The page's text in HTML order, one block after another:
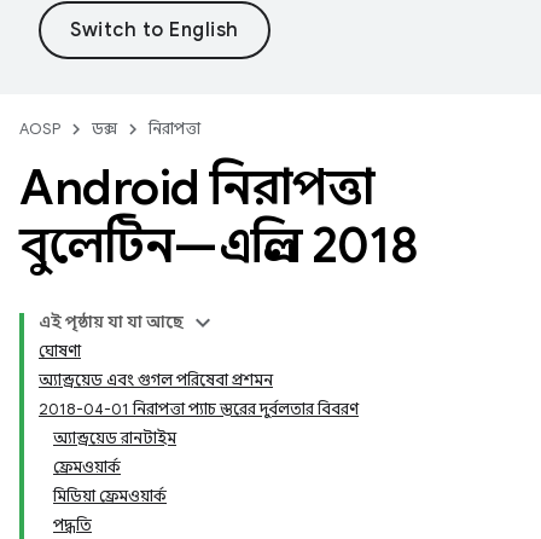
AOSP ডক্স নিরাপত্তা
Android নিরাপত্তা
বুলেটিন—এপ্রিল 2018
এই পৃষ্ঠায় যা যা আছে
ঘোষণা
অ্যান্ড্রয়েড এবং গুগল পরিষেবা প্রশমন
2018-04-01 নিরাপত্তা প্যাচ স্তরের দুর্বলতার বিবরণ
অ্যান্ড্রয়েড রানটাইম
ফ্রেমওয়ার্ক
মিডিয়া ফ্রেমওয়ার্ক
পদ্ধতি